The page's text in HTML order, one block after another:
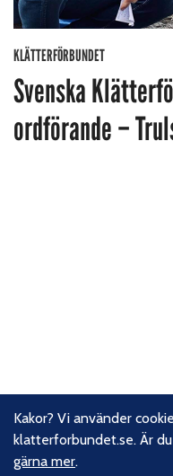
KLÄTTERFÖRBUNDET
Svenska
ordförande –
Kakor? Vi använder
klatterforbundet.se. Är
gärna mer.